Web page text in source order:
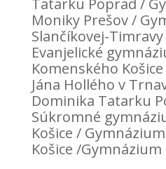
Tatarku Poprad /
Moniky Prešov /
Slančíkovej-
Evanjelické
Komenského
Jána Hollého v
Dominika Tatarku
Súkromné
Košice /
Košice /Gymnázium